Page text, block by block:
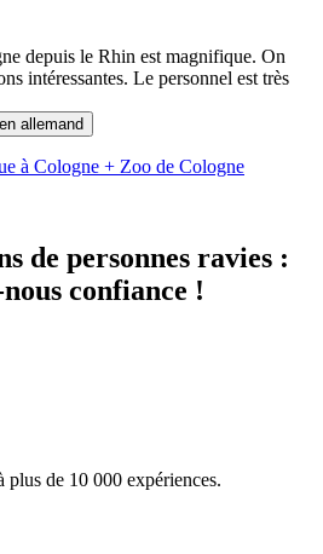
depuis le Rhin est magnifique. On
intéressantes. Le personnel est très
allemand
à Cologne + Zoo de Cologne
de personnes ravies :
confiance !
plus de 10 000 expériences.